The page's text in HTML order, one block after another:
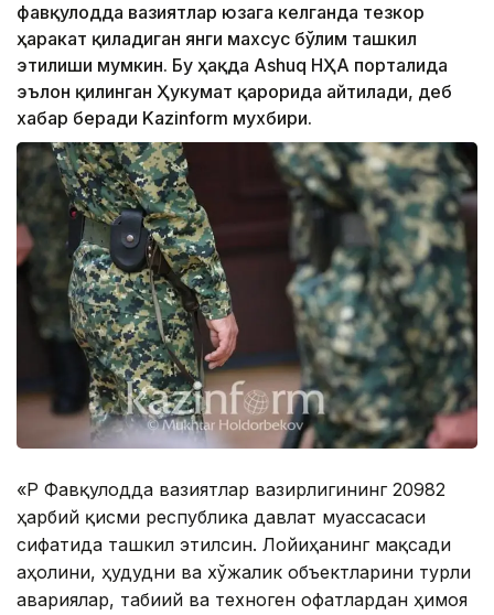
фавқулодда вазиятлар юзага келганда тезкор
ҳаракат қиладиган янги махсус бўлим ташкил
этилиши мумкин. Бу ҳақда Ashuq НҲА порталида
эълон қилинган Ҳукумат қарорида айтилади, деб
хабар беради Kazinform мухбири.
«ҚР Фавқулодда вазиятлар вазирлигининг 20982
ҳарбий қисми республика давлат муассасаси
сифатида ташкил этилсин. Лойиҳанинг мақсади
аҳолини, ҳудудни ва хўжалик объектларини турли
авариялар, табиий ва техноген офатлардан ҳимоя